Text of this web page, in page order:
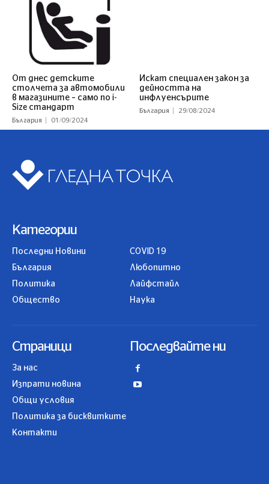
От днес детските
столчета за автомобили
в магазините – само по i-
Size стандарт
България 01/09/2024
Искат специален закон за
дейността на
инфлуенсърите
България 29/08/2024
Категории
Последни Новини
България
Политика
Общество
COVID 19
Любопитно
Лайфстайл
Наука
Страници
За нас
Изпрати новина
Общи условия
Политика за бисквитките
Контакти
Последвайте ни